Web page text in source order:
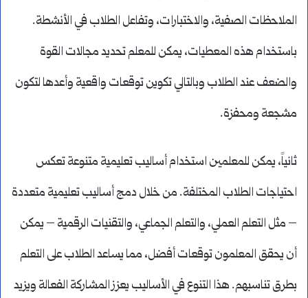
الملاحظات الصفية، والاختبارات، وتفاعل الطلاب في الأنشطة.
باستخدام هذه المعطيات، يمكن للمعلم تحديد مجالات القوة
والضعف عند الطلاب وبالتالي تكوين توقعات واقعية وأعدها لتكون
مشجعة ومحفزة.
ثانياً، يمكن للمعلمين استخدام أساليب تعليمية متنوعة تعكس
احتياجات الطلاب المختلفة. من خلال دمج أساليب تعليمية متعددة
– مثل التعلم العملي، والتعلم الجماعي، والتقنيات الرقمية – يمكن
أن يحقق المعلمون توقعات أفضل، مما يساعد الطلاب على التعلم
بطرق تناسبهم. هذا التنوع في الأساليب يعزز المشاركة الفعالة ويزيد